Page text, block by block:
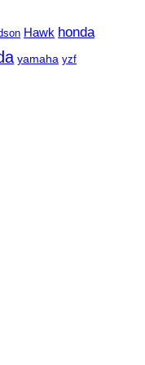
Hawk honda
yamaha yzf